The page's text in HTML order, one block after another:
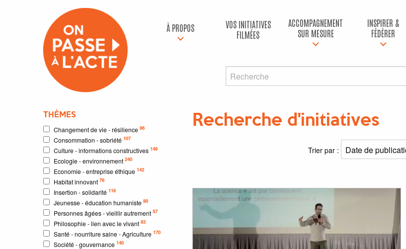
À PROPOS
VOS INITIATIVES
FILMÉES
ACCOMPAGNEMENT
SUR MESURE
INSPIRER &
FÉDÉRER
THÈMES
Changement de vie - résilience 86
Consommation - sobriété 107
Culture - informations constructives 149
Ecologie - environnement 240
Economie - entreprise éthique 142
Habitat innovant 76
Insertion - solidarité 116
Jeunesse - éducation humaniste 80
Personnes âgées - vieillir autrement 57
Philosophie - lien avec le vivant 83
Santé - nourriture saine - Agriculture 170
Société - gouvernance 140
Recherche d'initiatives
Trier par :